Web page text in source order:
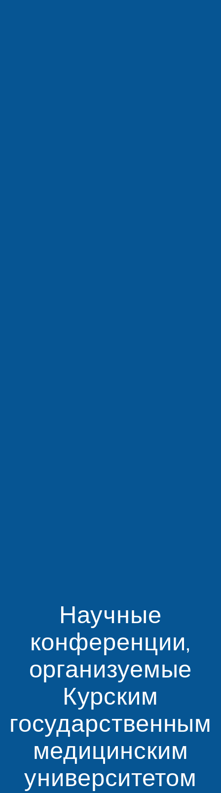
Научные
конференции,
организуемые
Курским
государственным
медицинским
университетом